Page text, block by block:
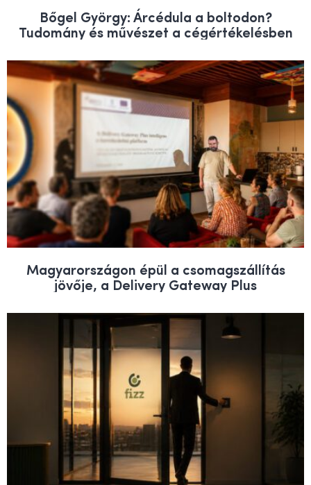
Bőgel György: Árcédula a boltodon?
Tudomány és művészet a cégértékelésben
Magyarországon épül a csomagszállítás
jövője, a Delivery Gateway Plus